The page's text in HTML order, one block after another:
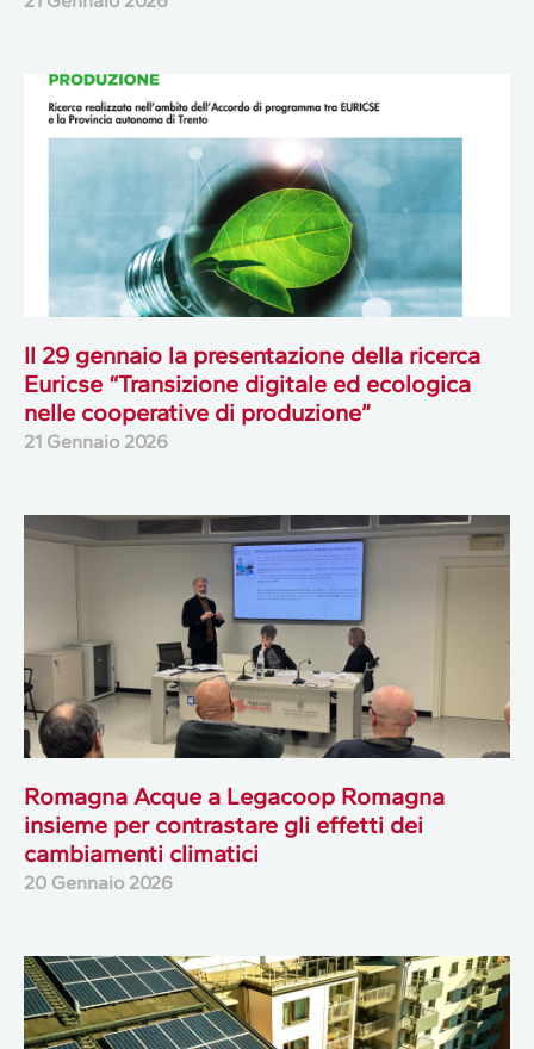
Il 29 gennaio la presentazione della ricerca
Euricse “Transizione digitale ed ecologica
nelle cooperative di produzione”
21 Gennaio 2026
Romagna Acque a Legacoop Romagna
insieme per contrastare gli effetti dei
cambiamenti climatici
20 Gennaio 2026